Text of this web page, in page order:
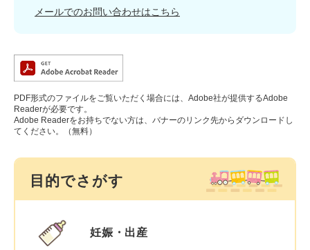
メールでのお問い合わせはこちら
PDF形式のファイルをご覧いただく場合には、Adobe社が提供するAdobe
Readerが必要です。
Adobe Readerをお持ちでない方は、バナーのリンク先からダウンロードし
てください。（無料）
目的でさがす
妊娠・出産